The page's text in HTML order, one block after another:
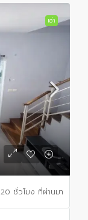
เช่า
20 ชั่วโมง ที่ผ่านมา